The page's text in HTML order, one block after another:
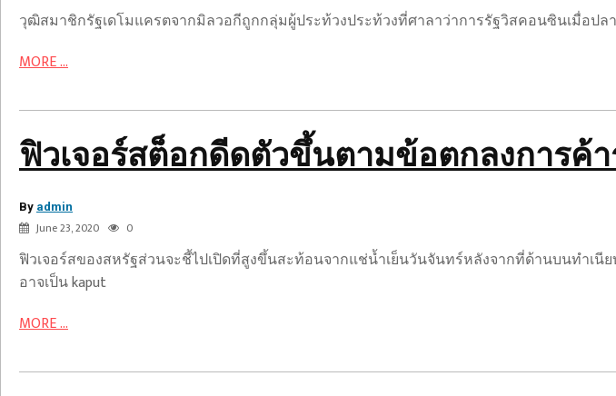
วุฒิสมาชิกรัฐเดโมแครตจากมิลวอกีถูกกลุ่มผู้ประท้วงประท้วงที่ศาลาว่าการรัฐวิสคอนซินเมื่อป
MORE ...
ฟิวเจอร์สต็อกดีดตัวขึ้นตามข้อตกลงการค้
By admin
June 23, 2020 0
ขึ้น
ตาม
ข้อ
ค้า
ระหว่าง
กับ
จีน
ฟิวเจอร์สของสหรัฐส่วนจะชี้ไปเปิดที่สูงขึ้นสะท้อนจากแช่น้ำเย็นวันจันทร์หลังจากที่ด้านบนทำเ
อาจเป็น kaput
MORE ...
แอง
เจิล
แนะนำ
ผู้
สวม
เสื้อ
ที่
มีชื่อ
ผู้
ตก